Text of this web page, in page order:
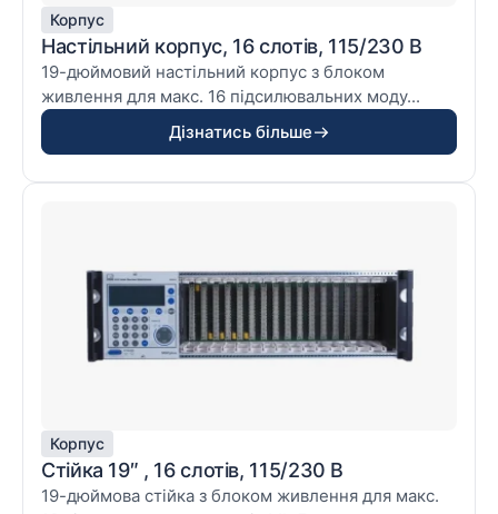
Корпус
Настільний корпус, 16 слотів, 115/230 В
19-дюймовий настільний корпус з блоком
живлення для макс. 16 підсилювальних моду...
Дізнатись більше
Корпус
Cтійка 19″ , 16 слотів, 115/230 В
19-дюймова стійка з блоком живлення для макс.